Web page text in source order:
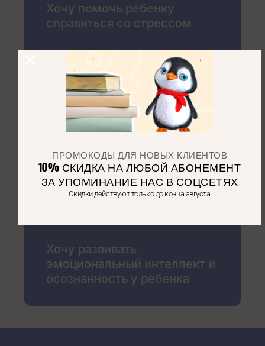
Хочу помочь ребенку
справиться со стрессом
Хочу помочь ребенку со
сложным поведением
Хочу помочь ребенку с
особенностями поведения
или развития
Хочу развивать
эмоциональный интеллект и
осознанность у ребенка
ПРОМОКОДЫ ДЛЯ НОВЫХ КЛИЕНТОВ
10% СКИДКА НА ЛЮБОЙ АБОНЕМЕНТ
ЗА УПОМИНАНИЕ НАС В СОЦСЕТЯХ
Скидки действуют только до конца августа